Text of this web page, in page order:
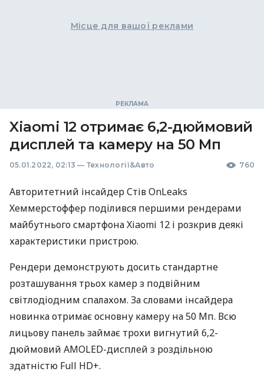
Місце для вашої реклами
Xiaomi 12 отримає 6,2-дюймовий
дисплей та камеру на 50 Мп
05.01.2022, 02:13 — Технології&Авто 760
Авторитетний інсайдер Стів OnLeaks
Хеммерстоффер поділився першими рендерами
майбутнього смартфона Xiaomi 12 і розкрив деякі
характеристики пристрою.
Рендери демонструють досить стандартне
розташування трьох камер з подвійним
світлодіодним спалахом. За словами інсайдера
новинка отримає основну камеру на 50 Мп. Всю
лицьову панель займає трохи вигнутий 6,2-
дюймовий AMOLED-дисплей з роздільною
здатністю Full HD+.